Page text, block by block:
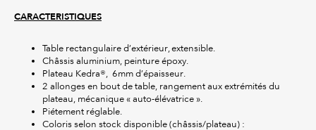
CARACTERISTIQUES
Table rectangulaire d’extérieur, extensible.
Châssis aluminium, peinture époxy.
Plateau Kedra®, 6mm d’épaisseur.
2 allonges en bout de table, rangement aux extrémités du
plateau, mécanique « auto-élévatrice ».
Piétement réglable.
Coloris selon stock disponible (châssis/plateau) :